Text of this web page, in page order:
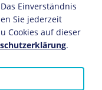
Einverständnis
Sie jederzeit
Cookies auf dieser
.